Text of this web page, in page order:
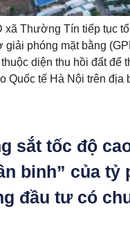
xã Thường Tín tiếp tục
giải phóng mặt bằng
diện thu hồi đất để
Quốc tế Hà Nội trên địa
sắt tốc độ
binh” của tỷ
đầu tư có